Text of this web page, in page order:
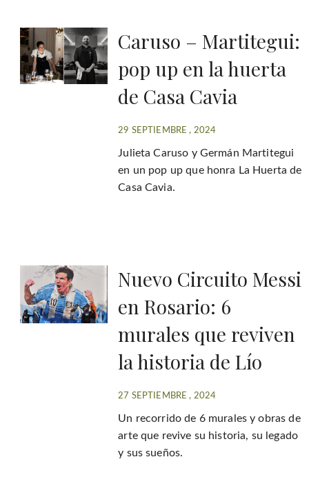
Caruso – Martitegui:
pop up en la huerta
de Casa Cavia
29 SEPTIEMBRE , 2024
Julieta Caruso y Germán Martitegui
en un pop up que honra La Huerta de
Casa Cavia.
Nuevo Circuito Messi
en Rosario: 6
murales que reviven
la historia de Lío
27 SEPTIEMBRE , 2024
Un recorrido de 6 murales y obras de
arte que revive su historia, su legado
y sus sueños.